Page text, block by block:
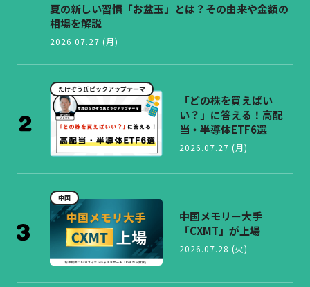
夏の新しい習慣「お盆玉」とは？その由来や金額の
相場を解説
2026.07.27 (月)
たけぞう氏ピックアップテーマ
「どの株を買えばい
い？」に答える！高配
当・半導体ETF6選
2026.07.27 (月)
中国
中国メモリー大手
「CXMT」が上場
2026.07.28 (火)